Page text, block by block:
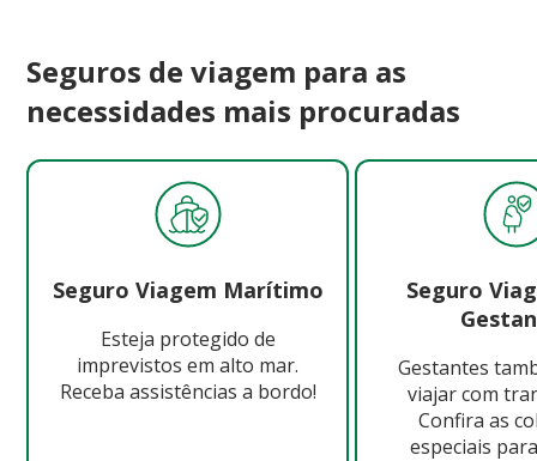
Seguros de viagem para as
necessidades mais procuradas
Seguro Viagem Marítimo
Esteja protegido de
imprevistos em alto mar.
Receba assistências a bordo!
Seguro
Gestantes
viajar com
Confira as
especiais